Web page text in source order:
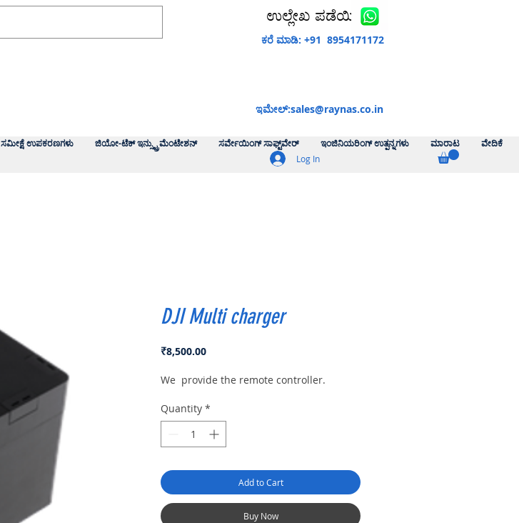
ಸಮೀಕ್ಷೆ ಉಪಕರಣಗಳು ಜಿಯೋ-ಟೆಕ್ ಇನ್ಸ್ಟ್ರುಮೆಂಟೇಶನ್ ಸರ್ವೇಯಿಂಗ್ ಸಾಫ್ಟ್‌ವೇರ್ ಇಂಜಿನಿಯರಿಂಗ್ ಉತ್ಪನ್ನಗಳು ಮಾರಾಟ ವೇದಿಕೆ
ಉಲ್ಲೇಖ ಪಡೆಯಿರಿ
ಕರೆ ಮಾಡಿ: +91 8954171172
ಇಮೇಲ್:sales@raynas.co.in
Log In
DJI Multi charger
₹8,500.00Price
We provide the remote controller.
Quantity *
Add to Cart
Buy Now